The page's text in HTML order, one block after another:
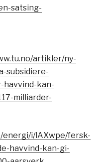
satsing-
artikler/ny-
subsidiere-
havvind-kan-
milliarder-
energi/i/lAXwpe/fersk-
havvind-kan-gi-